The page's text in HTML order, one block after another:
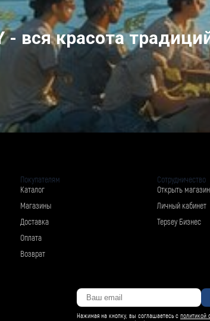
- вся красота
Покупателям
Каталог
Магазины
Доставка
Оплата
Возврат
Сотрудничество
Открыть магазин
Личный кабинет
Tepsey Бизнес
Нажимая на кнопку, вы соглашаетесь с политикой